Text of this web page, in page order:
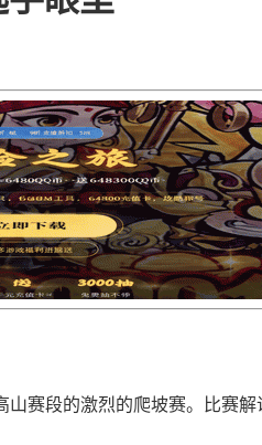
赛段的激烈的爬坡赛。比赛